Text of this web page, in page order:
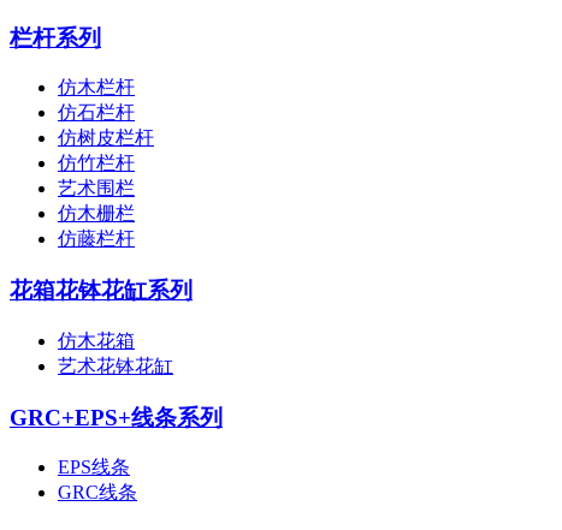
栏杆系列
仿木栏杆
仿石栏杆
仿树皮栏杆
仿竹栏杆
艺术围栏
仿木栅栏
仿藤栏杆
花箱花钵花缸系列
仿木花箱
艺术花钵花缸
GRC+EPS+线条系列
EPS线条
GRC线条